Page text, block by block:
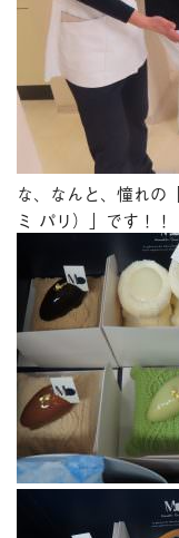
な、なんと、憧れの
ミ パリ）」です！！